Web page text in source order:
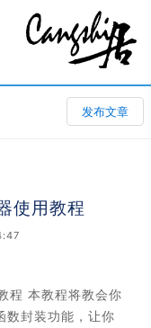
发布文章
使用教程
程 本教程将教会你
数封装功能，让你